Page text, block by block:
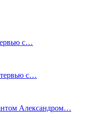
с…
с…
Александром…